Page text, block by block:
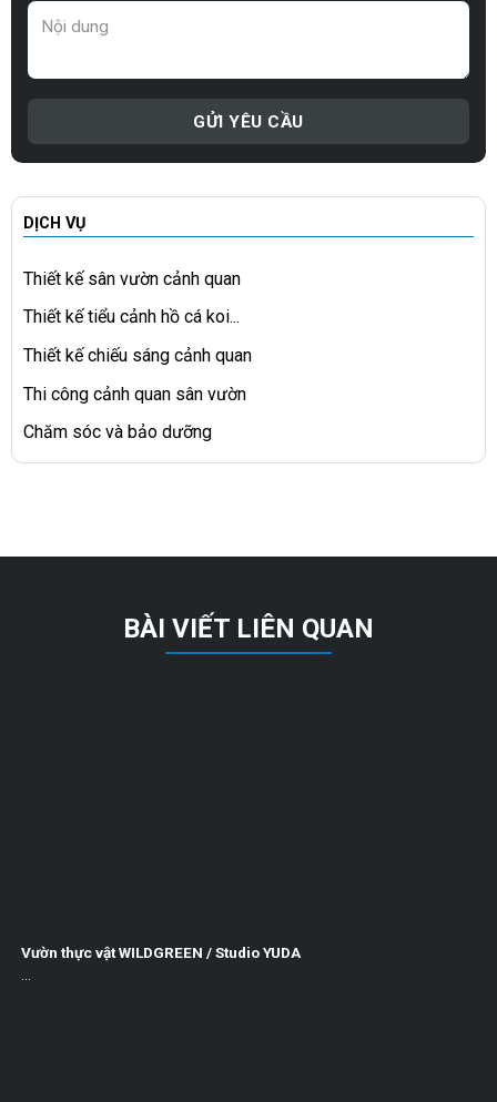
DỊCH VỤ
Thiết kế sân vườn cảnh quan
Thiết kế tiểu cảnh hồ cá koi...
Thiết kế chiếu sáng cảnh quan
Thi công cảnh quan sân vườn
Chăm sóc và bảo dưỡng
BÀI VIẾT LIÊN QUAN
Vườn thực vật WILDGREEN / Studio YUDA
...